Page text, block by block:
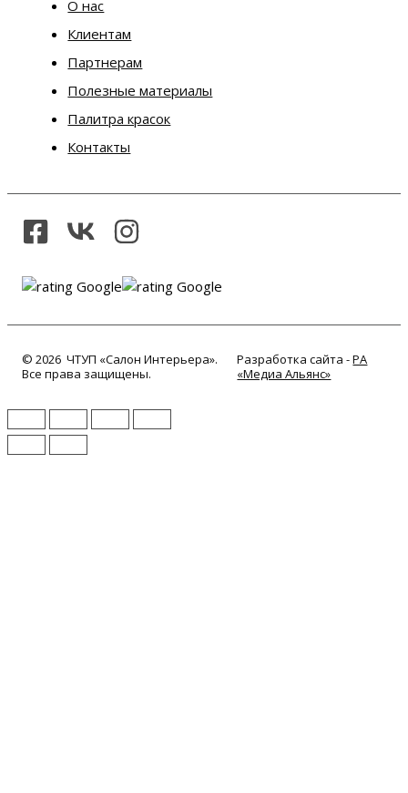
О нас
Клиентам
Партнерам
Полезные материалы
Палитра красок
Контакты
© 2026 ЧТУП «Салон Интерьера».
Все права защищены.
Разработка сайта -РА
«Медиа Альянс»